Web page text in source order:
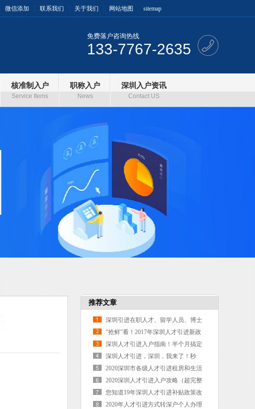
微信添加 联系我们 关于我们 网站地图 sitemap
免费落户咨询热线
133-7767-2635
核准制入户
Service Items
职称入户
News
深圳入户资讯
Contact US
推荐文章
深圳引进在职人才、留学人员、博士
后今起“秒批”
“抢鲜”看！2017年深圳人才引进新政
公布！
深圳人才引进入户指南！半个月搞定
入户，深圳效率真高
深圳人才引进，深圳，我来了！秒
批”上线首月：4万余人测评通过
2020深圳市各级人才引进租房和生活
补贴总结（入户补贴）
2020深圳人才引进入户攻略（超完整
版，亲身例子借鉴）
您知道19年深圳人才引进补贴政策改
变了吗？
2020年人才引进方式转深户个人办理